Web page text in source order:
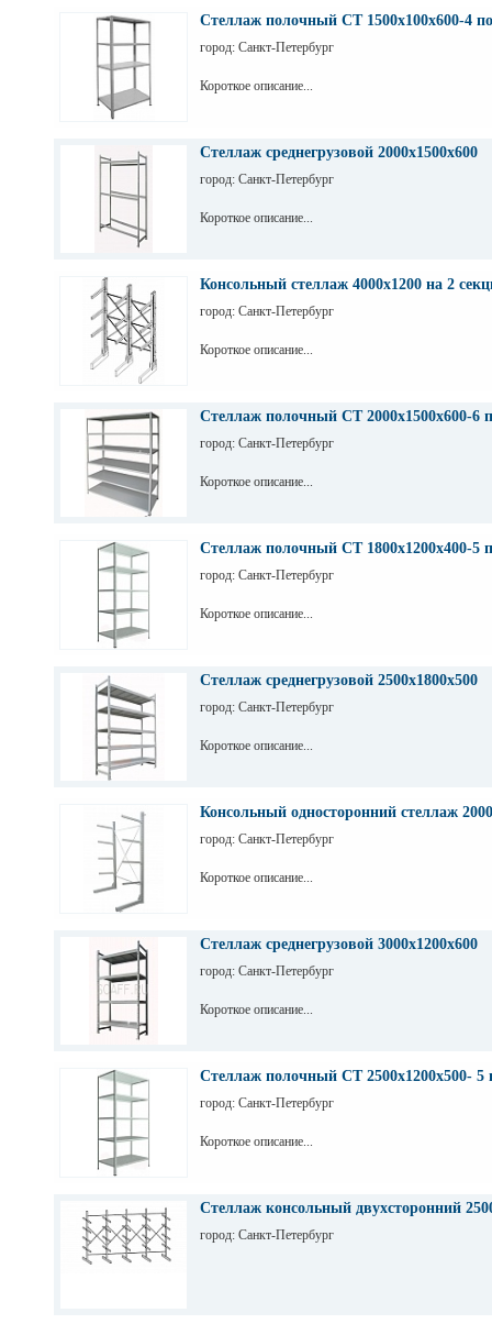
Стеллаж полочный СТ 1500х100х600-4
город: Санкт-Петербург
Короткое описание...
Стеллаж среднегрузовой 2000х1500х600
город: Санкт-Петербург
Короткое описание...
Консольный стеллаж 4000х1200 на 2
город: Санкт-Петербург
Короткое описание...
Стеллаж полочный СТ 2000х1500х600-6
город: Санкт-Петербург
Короткое описание...
Стеллаж полочный СТ 1800х1200х400-5
город: Санкт-Петербург
Короткое описание...
Стеллаж среднегрузовой 2500х1800х500
город: Санкт-Петербург
Короткое описание...
Консольный односторонний стеллаж
город: Санкт-Петербург
Короткое описание...
Стеллаж среднегрузовой 3000х1200х600
город: Санкт-Петербург
Короткое описание...
Стеллаж полочный СТ 2500х1200х500- 5
город: Санкт-Петербург
Короткое описание...
Стеллаж консольный двухсторонний
город: Санкт-Петербург